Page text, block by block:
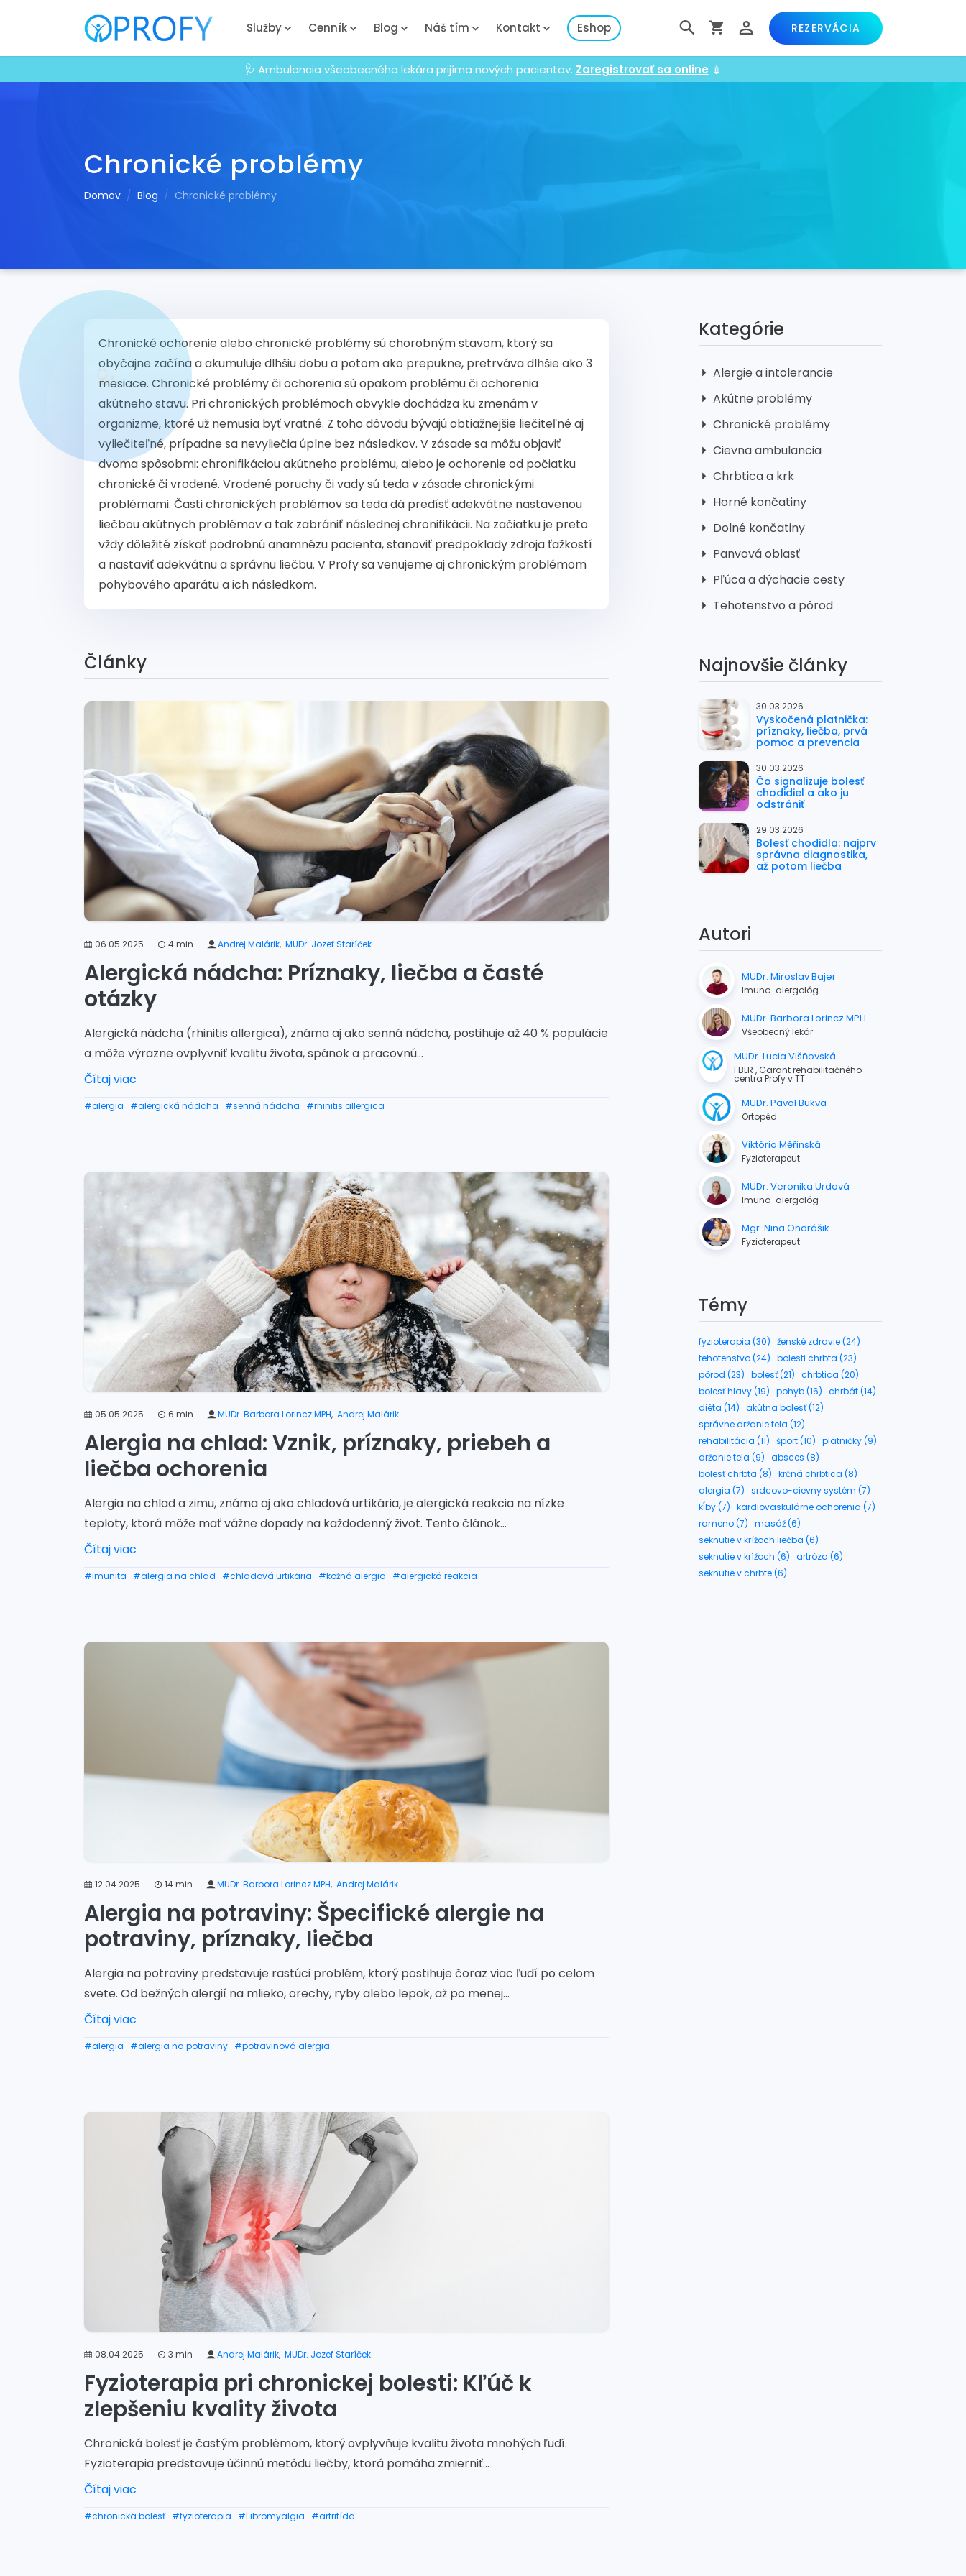
Služby Cenník Blog Náš tím Kontakt Eshop REZERVÁCIA
🩺 Ambulancia všeobecného lekára prijíma nových pacientov. Zaregistrovať sa online 💉
Chronické problémy
Domov Blog Chronické problémy
Chronické ochorenie alebo chronické problémy sú chorobným stavom, ktorý sa
obyčajne začína a akumuluje dlhšiu dobu a potom ako prepukne, pretrváva dlhšie ako 3
mesiace. Chronické problémy či ochorenia sú opakom problému či ochorenia
akútneho stavu. Pri chronických problémoch obvykle dochádza ku zmenám v
organizme, ktoré už nemusia byť vratné. Z toho dôvodu bývajú obtiažnejšie liečiteľné aj
vyliečiteľné, prípadne sa nevyliečia úplne bez následkov. V zásade sa môžu objaviť
dvoma spôsobmi: chronifikáciou akútneho problému, alebo je ochorenie od počiatku
chronické či vrodené. Vrodené poruchy či vady sú teda v zásade chronickými
problémami. Časti chronických problémov sa teda dá predísť adekvátne nastavenou
liečbou akútnych problémov a tak zabrániť následnej chronifikácii. Na začiatku je preto
vždy dôležité získať podrobnú anamnézu pacienta, stanoviť predpoklady zdroja ťažkostí
a nastaviť adekvátnu a správnu liečbu. V Profy sa venujeme aj chronickým problémom
pohybového aparátu a ich následkom.
Články
06.05.2025 4 min Andrej Malárik, MUDr. Jozef Staríček
Alergická nádcha: Príznaky, liečba a časté
otázky
Alergická nádcha (rhinitis allergica), známa aj ako senná nádcha, postihuje až 40 % populácie
a môže výrazne ovplyvniť kvalitu života, spánok a pracovnú...
Čítaj viac
#alergia #alergická nádcha #senná nádcha #rhinitis allergica
05.05.2025 6 min MUDr. Barbora Lorincz MPH, Andrej Malárik
Alergia na chlad: Vznik, príznaky, priebeh a
liečba ochorenia
Alergia na chlad a zimu, známa aj ako chladová urtikária, je alergická reakcia na nízke
teploty, ktorá môže mať vážne dopady na každodenný život. Tento článok...
Čítaj viac
#imunita #alergia na chlad #chladová urtikária #kožná alergia #alergická reakcia
12.04.2025 14 min MUDr. Barbora Lorincz MPH, Andrej Malárik
Alergia na potraviny: Špecifické alergie na
potraviny, príznaky, liečba
Alergia na potraviny predstavuje rastúci problém, ktorý postihuje čoraz viac ľudí po celom
svete. Od bežných alergií na mlieko, orechy, ryby alebo lepok, až po menej...
Čítaj viac
#alergia #alergia na potraviny #potravinová alergia
08.04.2025 3 min Andrej Malárik, MUDr. Jozef Staríček
Fyzioterapia pri chronickej bolesti: Kľúč k
zlepšeniu kvality života
Chronická bolesť je častým problémom, ktorý ovplyvňuje kvalitu života mnohých ľudí.
Fyzioterapia predstavuje účinnú metódu liečby, ktorá pomáha zmierniť...
Čítaj viac
#chronická bolesť #fyzioterapia #Fibromyalgia #artritída
Kategórie
Alergie a intolerancie
Akútne problémy
Chronické problémy
Cievna ambulancia
Chrbtica a krk
Horné končatiny
Dolné končatiny
Panvová oblasť
Pľúca a dýchacie cesty
Tehotenstvo a pôrod
Najnovšie články
30.03.2026
Vyskočená platnička:
príznaky, liečba, prvá
pomoc a prevencia
30.03.2026
Čo signalizuje bolesť
chodidiel a ako ju
odstrániť
29.03.2026
Bolesť chodidla: najprv
správna diagnostika,
až potom liečba
Autori
MUDr. Miroslav Bajer
Imuno-alergológ
MUDr. Barbora Lorincz MPH
Všeobecný lekár
MUDr. Lucia Višňovská
FBLR , Garant rehabilitačného
centra Profy v TT
MUDr. Pavol Bukva
Ortopéd
Viktória Měřinská
Fyzioterapeut
MUDr. Veronika Urdová
Imuno-alergológ
Mgr. Nina Ondrášik
Fyzioterapeut
Témy
fyzioterapia (30) ženské zdravie (24)
tehotenstvo (24) bolesti chrbta (23)
pôrod (23) bolesť (21) chrbtica (20)
bolesť hlavy (19) pohyb (16) chrbát (14)
diéta (14) akútna bolesť (12)
správne držanie tela (12)
rehabilitácia (11) šport (10) platničky (9)
držanie tela (9) absces (8)
bolesť chrbta (8) krčná chrbtica (8)
alergia (7) srdcovo-cievny systém (7)
kĺby (7) kardiovaskulárne ochorenia (7)
rameno (7) masáž (6)
seknutie v krížoch liečba (6)
seknutie v krížoch (6) artróza (6)
seknutie v chrbte (6)